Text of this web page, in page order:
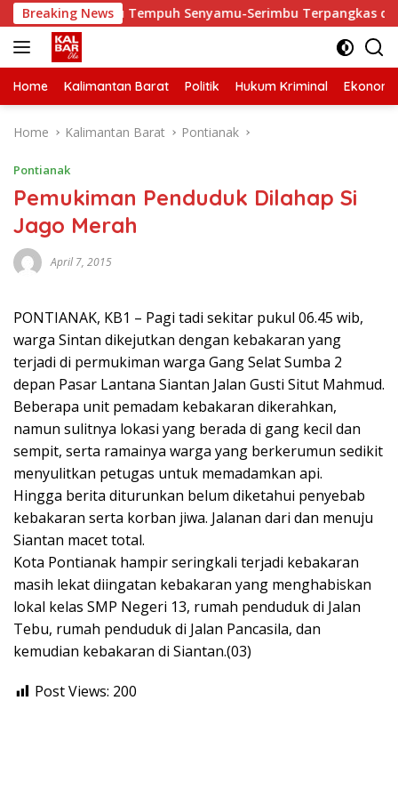
Skip
to
content
Breaking News
Waktu Tempuh Senyamu-Serimbu Terpangkas dari 2
Home Kalimantan Barat Politik Hukum Kriminal Ekonomi
Home Kalimantan Barat Pontianak
Pontianak
Pemukiman Penduduk Dilahap Si
Jago Merah
April 7, 2015
PONTIANAK, KB1 – Pagi tadi sekitar pukul 06.45 wib,
warga Sintan dikejutkan dengan kebakaran yang
terjadi di permukiman warga Gang Selat Sumba 2
depan Pasar Lantana Siantan Jalan Gusti Situt Mahmud.
Beberapa unit pemadam kebakaran dikerahkan,
namun sulitnya lokasi yang berada di gang kecil dan
sempit, serta ramainya warga yang berkerumun sedikit
menyulitkan petugas untuk memadamkan api.
Hingga berita diturunkan belum diketahui penyebab
kebakaran serta korban jiwa. Jalanan dari dan menuju
Siantan macet total.
Kota Pontianak hampir seringkali terjadi kebakaran
masih lekat diingatan kebakaran yang menghabiskan
lokal kelas SMP Negeri 13, rumah penduduk di Jalan
Tebu, rumah penduduk di Jalan Pancasila, dan
kemudian kebakaran di Siantan.(03)
Post Views: 200